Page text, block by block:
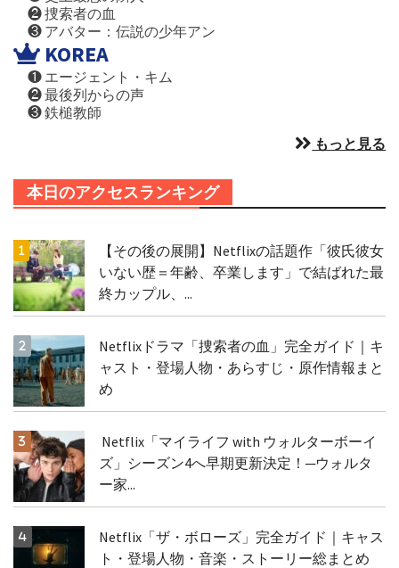
❷ 捜索者の血
❸ アバター：伝説の少年アン
KOREA
❶ エージェント・キム
❷ 最後列からの声
❸ 鉄槌教師
もっと見る
本日のアクセスランキング
【その後の展開】Netflixの話題作「彼氏彼女
いない歴＝年齢、卒業します」で結ばれた最
終カップル、...
Netflixドラマ「捜索者の血」完全ガイド｜キ
ャスト・登場人物・あらすじ・原作情報まと
め
Netflix「マイライフ with ウォルターボーイ
ズ」シーズン4へ早期更新決定！─ウォルタ
ー家...
Netflix「ザ・ボローズ」完全ガイド｜キャス
ト・登場人物・音楽・ストーリー総まとめ